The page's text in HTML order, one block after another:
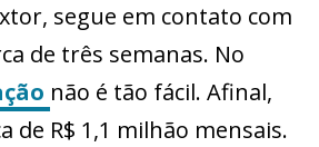
segue em contato com
de três semanas. No
não é tão fácil. Afinal,
de R$ 1,1 milhão mensais.